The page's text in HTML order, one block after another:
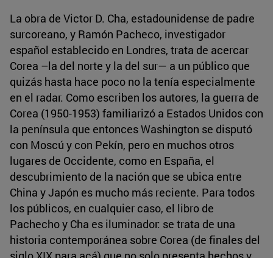
La obra de Victor D. Cha, estadounidense de padre
surcoreano, y Ramón Pacheco, investigador
español establecido en Londres, trata de acercar
Corea –la del norte y la del sur— a un público que
quizás hasta hace poco no la tenía especialmente
en el radar. Como escriben los autores, la guerra de
Corea (1950-1953) familiarizó a Estados Unidos con
la península que entonces Washington se disputó
con Moscú y con Pekín, pero en muchos otros
lugares de Occidente, como en España, el
descubrimiento de la nación que se ubica entre
China y Japón es mucho más reciente. Para todos
los públicos, en cualquier caso, el libro de
Pachecho y Cha es iluminador: se trata de una
historia contemporánea sobre Corea (de finales del